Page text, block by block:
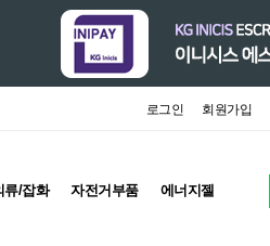
로그인 회원가입
류/잡화 자전거부품 에너지젤